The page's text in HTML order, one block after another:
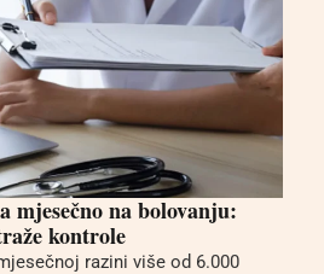
mjesečno na bolovanju:
kontrole
razini više od 6.000